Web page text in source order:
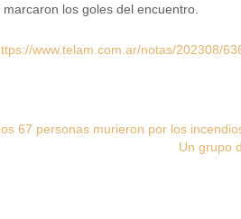
los goles del encuentro.
www.telam.com.ar/notas/202308/
67 personas murieron por los
Un grupo